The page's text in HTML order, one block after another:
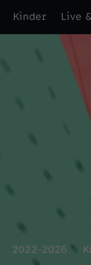
Kinder Live
2022-2026